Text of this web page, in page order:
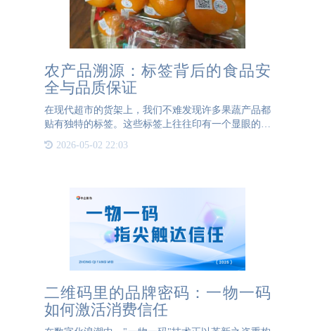
农产品溯源：标签背后的食品安
全与品质保证
在现代超市的货架上，我们不难发现许多果蔬产品都
贴有独特的标签。这些标签上往往印有一个显眼的二
这些标签只是为了提高产品价格而设计的营销策略。
2026-05-02 22:03
二维码里的品牌密码：一物一码
如何激活消费信任